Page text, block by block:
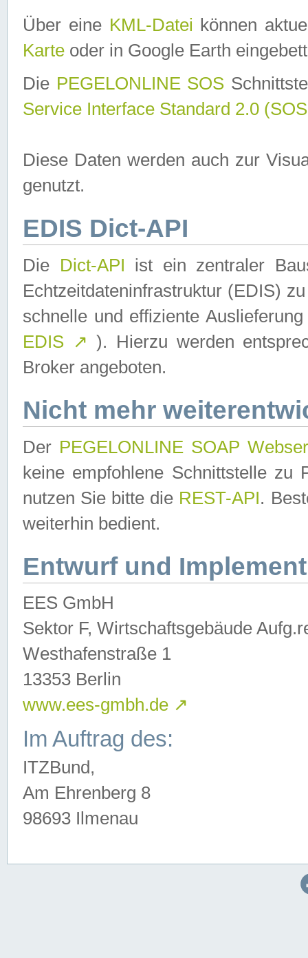
Über eine KML-Datei können
Karte oder in Google Earth
Die PEGELONLINE SOS
Service Interface Standard 2.0
Diese Daten werden auch zur
genutzt.
EDIS Dict-API
Die Dict-API ist ein zentraler
Echtzeitdateninfrastruktur (EDIS)
schnelle und effiziente
EDIS ↗ ). Hierzu werden
Broker angeboten.
Nicht mehr
Der PEGELONLINE SOAP
keine empfohlene Schnittstelle zu
nutzen Sie bitte die REST-API.
weiterhin bedient.
Entwurf und
EES GmbH
Sektor F, Wirtschaftsgebäude
Westhafenstraße 1
13353 Berlin
www.ees-gmbh.de ↗
Im Auftrag des:
ITZBund,
Am Ehrenberg 8
98693 Ilmenau